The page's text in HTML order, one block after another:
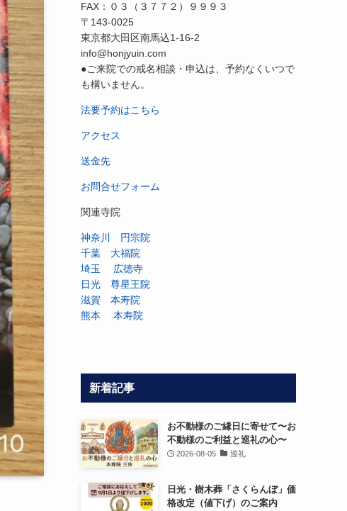
FAX：０３（３７７２）９９９３
〒143-0025
東京都大田区南馬込1-16-2
info@honjyuin.com
●ご来院での戒名相談・申込は、予約なくいつで
も構いません。
法要予約はこちら
アクセス
送金先
お問合せフォーム
関連寺院
神奈川 円宗院
千葉 大福院
埼玉 広徳寺
日光 尊星王院
滋賀 本寿院
熊本 本寿院
新着記事
お不動様のご縁日に寄せて〜お
不動様のご利益と巡礼の心〜
2026-08-05 巡礼
日光・樹木葬「さくらんぼ」価
格改定（値下げ）のご案内